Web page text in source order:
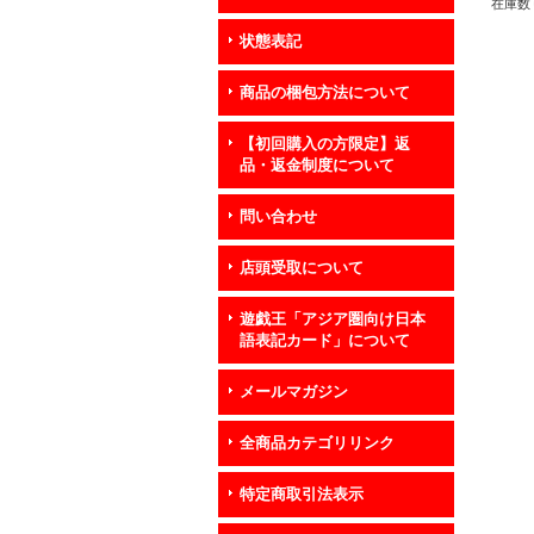
状態表記
商品の梱包方法について
【初回購入の方限定】返
品・返金制度について
問い合わせ
店頭受取について
遊戯王「アジア圏向け日本
語表記カード」について
メールマガジン
全商品カテゴリリンク
特定商取引法表示
在庫数